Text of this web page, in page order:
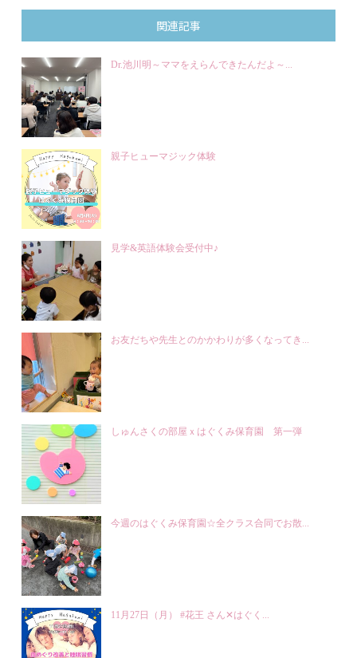
関連記事
Dr.池川明～ママをえらんできたんだよ～...
親子ヒューマジック体験
見学&英語体験会受付中♪
お友だちや先生とのかかわりが多くなってき...
しゅんさくの部屋ｘはぐくみ保育園 第一弾
今週のはぐくみ保育園☆全クラス合同でお散...
11月27日（月） #花王 さん✕はぐく...